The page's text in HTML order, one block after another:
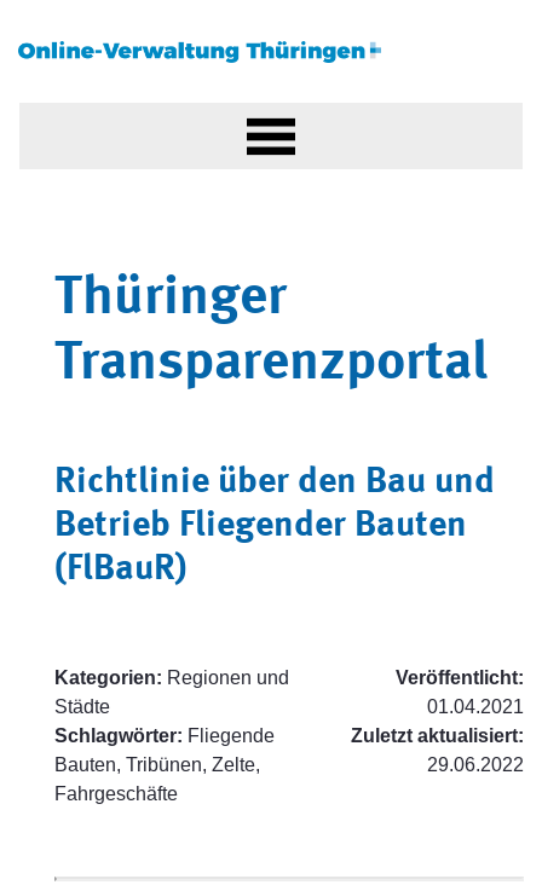
Thüringer
Transparenzportal
Richtlinie über den Bau und
Betrieb Fliegender Bauten
(FlBauR)
Kategorien: Regionen und
Städte
Schlagwörter: Fliegende
Bauten, Tribünen, Zelte,
Fahrgeschäfte
Veröffentlicht:
01.04.2021
Zuletzt aktualisiert:
29.06.2022